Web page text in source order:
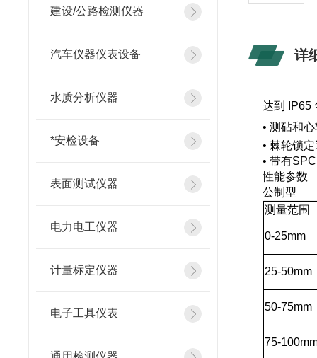
建设/公路检测仪器
汽车仪器仪表设备
水质分析仪器
*安检设备
表面测试仪器
电力电工仪器
计量标定仪器
电子工具仪表
详
达到 IP65
•测砧和
• 棘轮锁
•带有
性能参数
公制
测量范围
0-25mm
25-50mm
50-75mm
75-